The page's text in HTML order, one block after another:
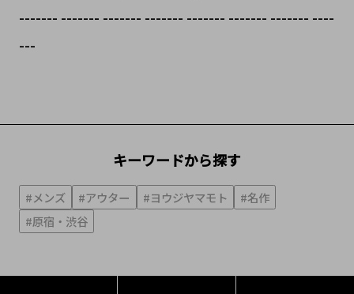
------- ------- ------- ------- ------- ------- ------- ----
---
キーワードから探す
#メンズ #アウター #ヨウジヤマモト
#名作
#原宿・渋谷